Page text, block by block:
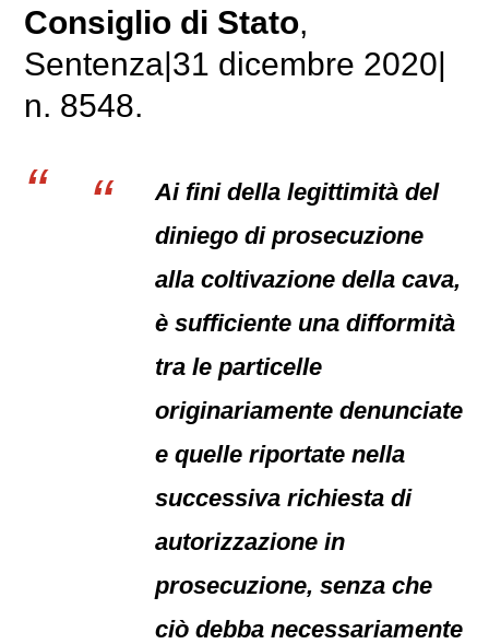
Consiglio di Stato,
Sentenza|31 dicembre 2020|
n. 8548.
Ai fini della legittimità del
diniego di prosecuzione
alla coltivazione della cava,
è sufficiente una difformità
tra le particelle
originariamente denunciate
e quelle riportate nella
successiva richiesta di
autorizzazione in
prosecuzione, senza che
ciò debba necessariamente